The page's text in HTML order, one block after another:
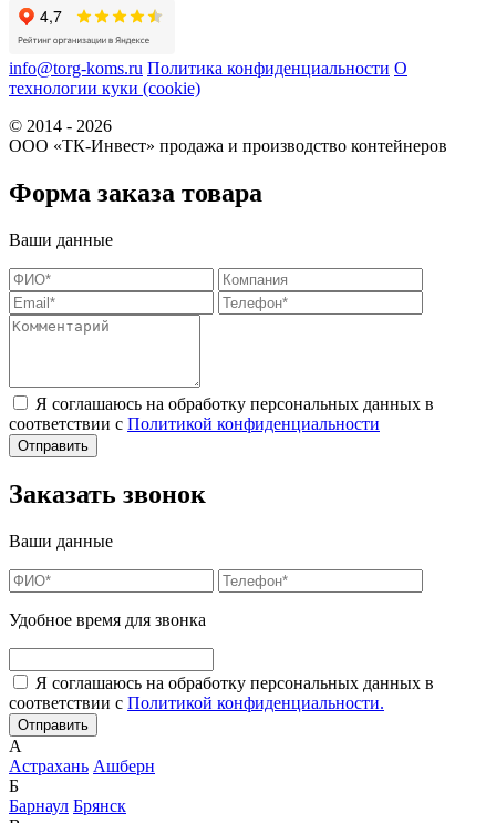
info@torg-koms.ru Политика конфиденциальности О
технологии куки (cookie)
© 2014 - 2026
ООО «ТК-Инвест» продажа и производство контейнеров
Форма заказа товара
Ваши данные
Я соглашаюсь на обработку персональных данных в
соответствии с Политикой конфиденциальности
Заказать звонок
Ваши данные
Удобное время для звонка
Я соглашаюсь на обработку персональных данных в
соответствии с Политикой конфиденциальности.
А
Астрахань Ашберн
Б
Барнаул Брянск